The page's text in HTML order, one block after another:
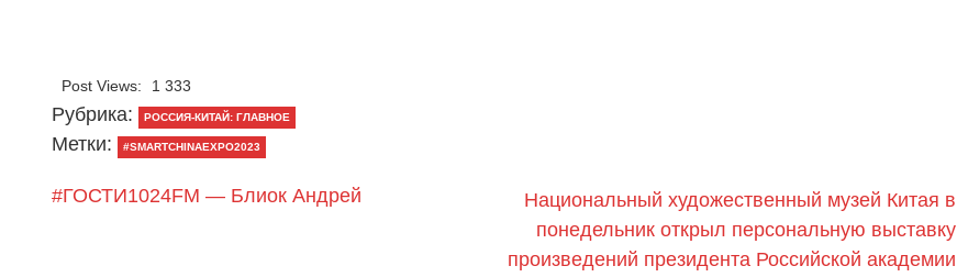
Post Views: 1 333
Рубрика: РОССИЯ-КИТАЙ: ГЛАВНОЕ
Метки: #SMARTCHINAEXPO2023
#ГОСТИ1024FM — Блиок Андрей
Национальный художественный музей Китая в
понедельник открыл персональную выставку
произведений президента Российской академии